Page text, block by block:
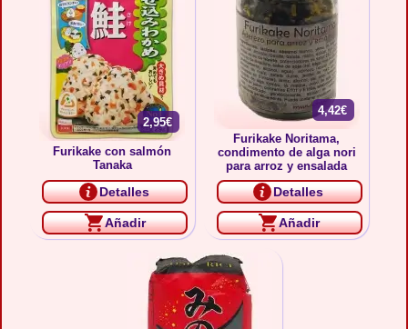
2,95€
Furikake con salmón
Tanaka
Detalles
Añadir
4,42€
Furikake Noritama,
condimento de alga nori
para arroz y ensalada
Detalles
Añadir